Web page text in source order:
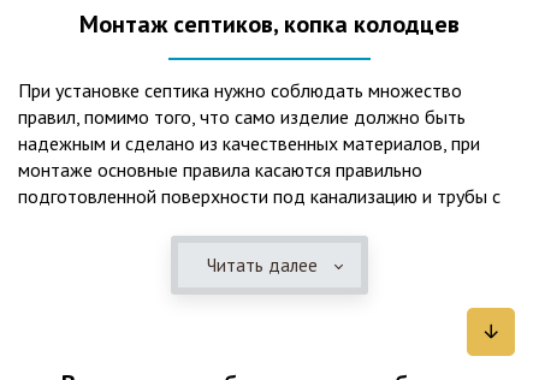
вод – самый эффективный способ из всех существующих
оборудования вода может применяться для хозяйственных
нужд и полива огорода, а остатки ила при чистке могут
стать эффективным удобрением. Нет необходимости
тратить средства на ассенизаторскую машину. Системы
монтируются при минимуме земляных работ, без грязи и
заезда крупной техники, даже при очень высоком уровне
грунтовых вод. Служат до 50 и более лет при уникальной
необходимо удалять ил, самостоятельно или с помощью
Монтаж септиков, копка колодцев
При установке септика нужно соблюдать множество
правил, помимо того, что само изделие должно быть
надежным и сделано из качественных материалов, при
монтаже основные правила касаются правильно
подготовленной поверхности под канализацию и трубы с
Мы установим Вам емкости для фильтрации и отстаивания
сточных вод по технологиям, не приводящим к загрязнению
Читать далее